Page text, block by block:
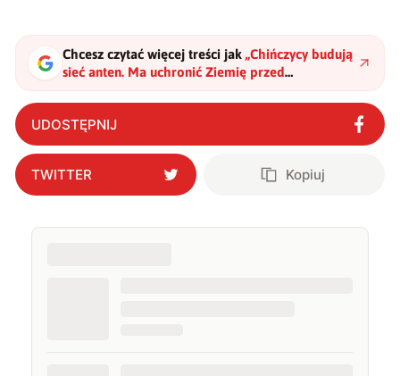
także uprawiać oraz oglądać sport.
Chcesz czytać więcej treści jak „Chińczycy budują
sieć anten. Ma uchronić Ziemię przed
kosmicznym zagrożeniem"?
UDOSTĘPNIJ
TWITTER Kopiuj